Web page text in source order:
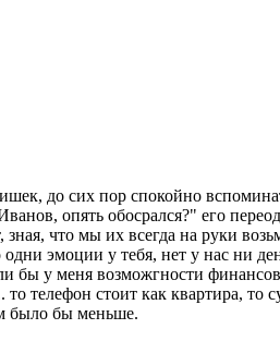
до сих пор спокойно
опять обосрался?" его
что мы их всегда на руки
эмоции у тебя, нет у нас ни
бы у меня возможгности
телефон стоит как квартира,
было бы меньше.